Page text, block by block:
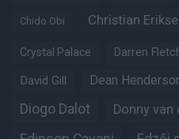
Chido Obi Christian
Crystal Palace Darren
David Gill Dean
Diogo Dalot Donny van